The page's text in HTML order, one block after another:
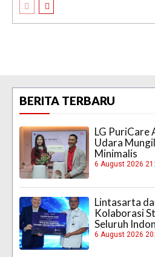
BERITA TERBARU
LG PuriCare
Udara
Minimalis
6 August 2026
Lintasarta
Kolaborasi
Seluruh
6 August 2026